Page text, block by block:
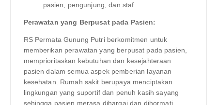
pasien, pengunjung, dan staf.
Perawatan yang Berpusat pada Pasien:
RS Permata Gunung Putri berkomitmen untuk
memberikan perawatan yang berpusat pada pasien,
memprioritaskan kebutuhan dan kesejahteraan
pasien dalam semua aspek pemberian layanan
kesehatan. Rumah sakit berupaya menciptakan
lingkungan yang suportif dan penuh kasih sayang
sehingga pasien merasa dihargai dan dihormati.